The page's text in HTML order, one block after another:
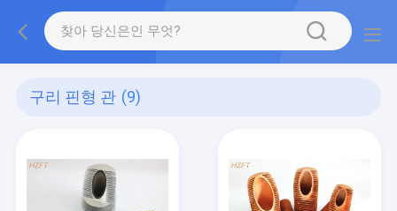
구리 핀형 관 (9)